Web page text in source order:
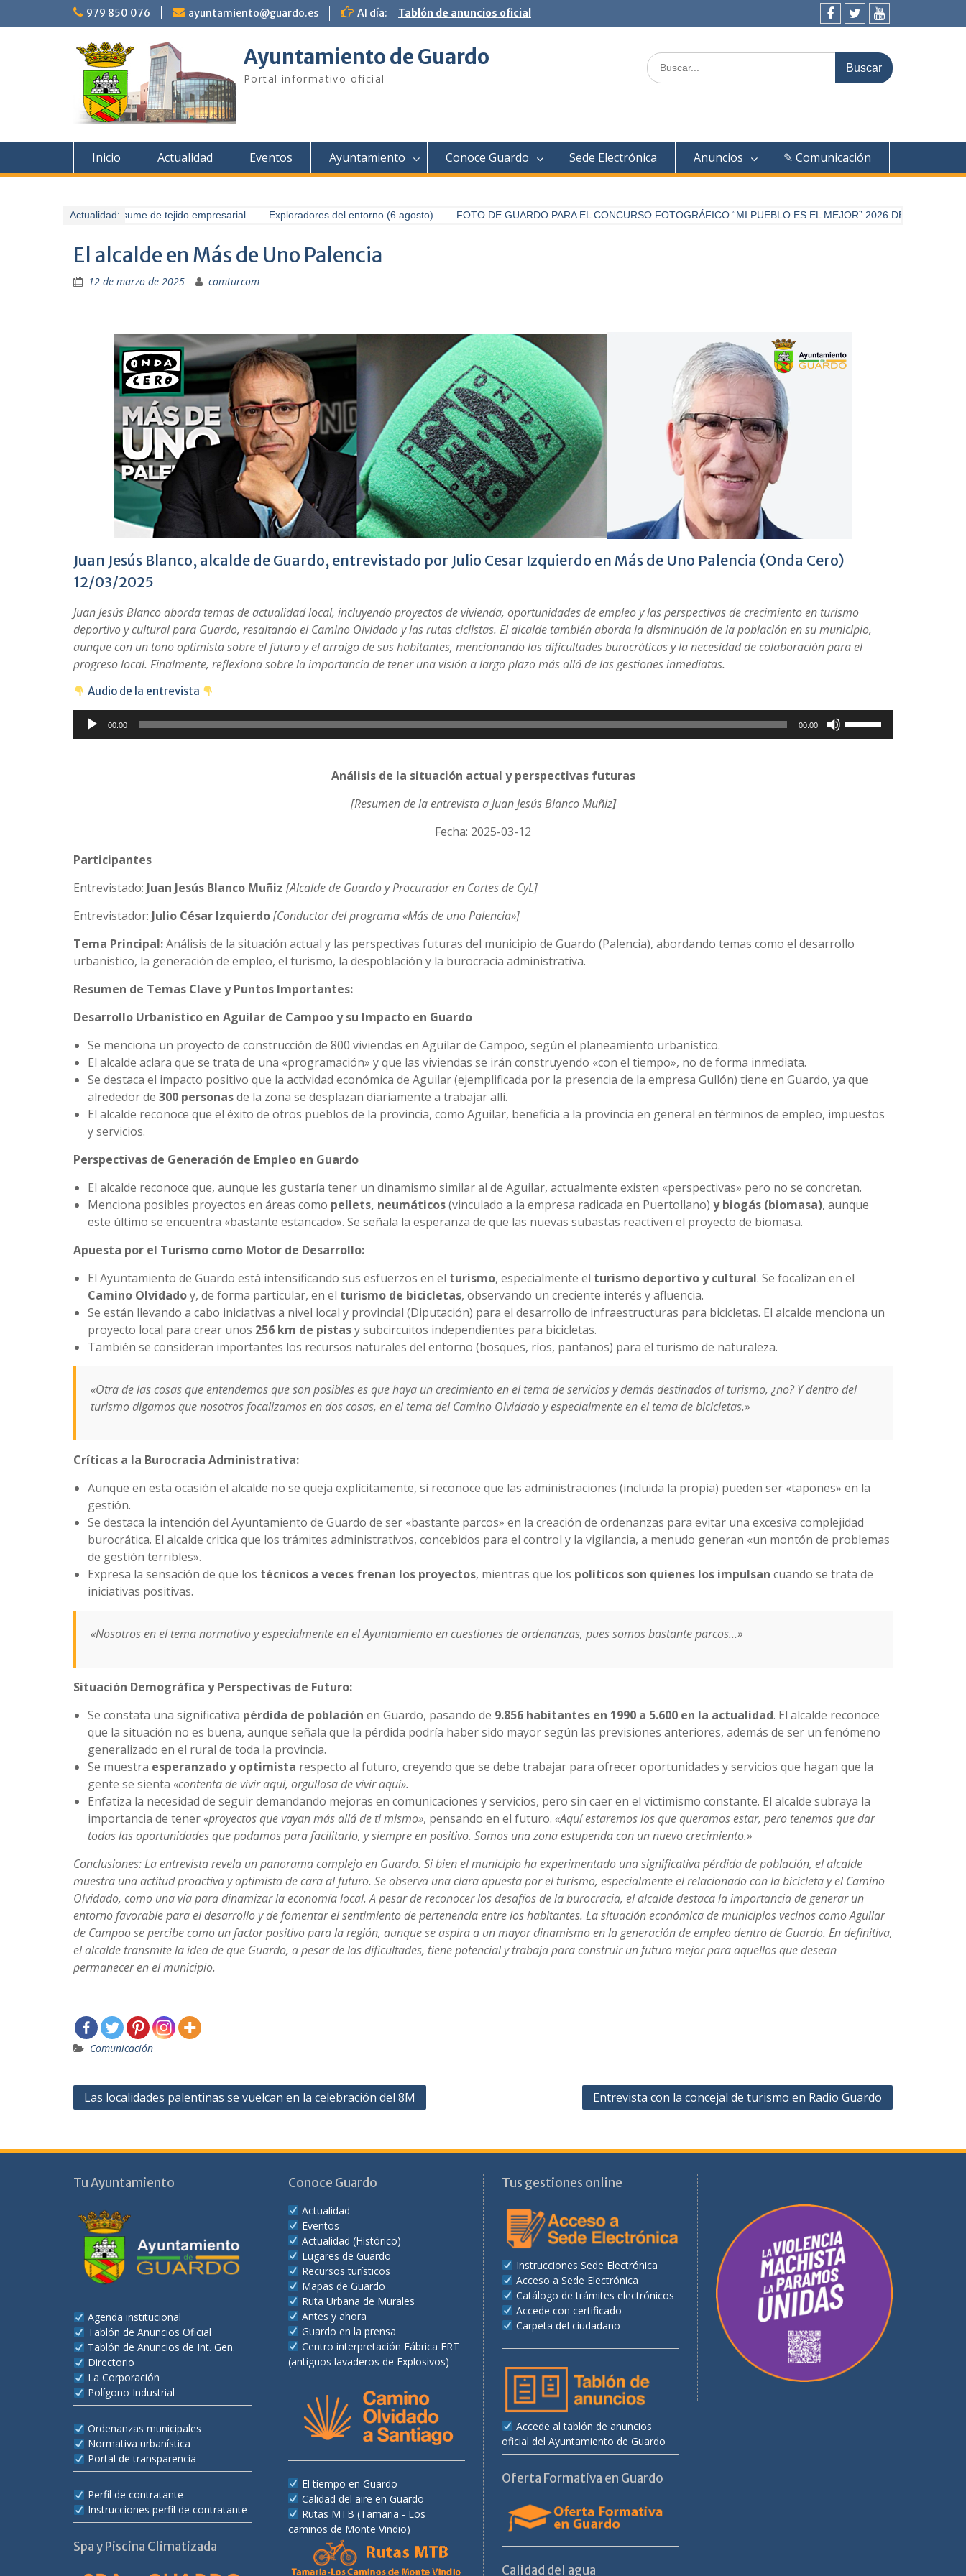
979 850 076 ayuntamiento@guardo.es Al día:
Tablón de anuncios oficial
Facebook
TwitterYoutube
Ayuntamiento de Guardo
Portal informativo oficial
Buscar:
Inicio Actualidad Eventos Ayuntamiento Conoce Guardo Sede Electrónica Anuncios ✎ Comunicación
Actualidad:
Guardo presume de tejido empresarial Exploradores del entorno (6 agosto) FOTO DE GUARDO PARA EL CONCURSO FOTOGRÁFICO “MI PUEBLO ES EL MEJOR” 2026 DE DIARIO
El alcalde en Más de Uno Palencia
12 de marzo de 2025 comturcom
Juan Jesús Blanco, alcalde de Guardo, entrevistado por Julio Cesar Izquierdo en Más de Uno Palencia (Onda Cero)
12/03/2025
Juan Jesús Blanco aborda temas de actualidad local, incluyendo proyectos de vivienda, oportunidades de empleo y las perspectivas de crecimiento en turismo
deportivo y cultural para Guardo, resaltando el Camino Olvidado y las rutas ciclistas. El alcalde también aborda la disminución de la población en su municipio,
aunque con un tono optimista sobre el futuro y el arraigo de sus habitantes, mencionando las dificultades burocráticas y la necesidad de colaboración para el
progreso local. Finalmente, reflexiona sobre la importancia de tener una visión a largo plazo más allá de las gestiones inmediatas.
​ Audio de la entrevista
Reproductor
00:00 00:00
Análisis de la situación actual y perspectivas futuras
[Resumende la entrevista a Juan Jesús Blanco Muñiz]
Fecha: 2025-03-12
Participantes
Entrevistado: Juan Jesús Blanco Muñiz [Alcalde de Guardo y Procurador en Cortes de CyL]
Entrevistador: Julio César Izquierdo[Conductor del programa «Más de uno Palencia»]
Tema Principal:Análisis de la situación actual y las perspectivas futuras del municipio de Guardo (Palencia), abordando temas como el desarrollo
urbanístico, la generación de empleo, el turismo, la despoblación y la burocracia administrativa.
Resumen de Temas Clave y Puntos Importantes:
Desarrollo Urbanístico en Aguilar de Campoo y su Impacto en Guardo
Se menciona un proyecto de construcción de 800 viviendas en Aguilar de Campoo, según el planeamiento urbanístico.
El alcalde aclara que se trata de una «programación» y que las viviendas se irán construyendo «con el tiempo», no de forma inmediata.
Se destaca el impacto positivo que la actividad económica de Aguilar (ejemplificada por la presencia de la empresa Gullón) tiene en Guardo, ya que
alrededor de 300 personasde la zona se desplazan diariamente a trabajar allí.
El alcalde reconoce que el éxito de otros pueblos de la provincia, como Aguilar, beneficia a la provincia en general en términos de empleo, impuestos
y servicios.
Perspectivas de Generación de Empleo en Guardo
El alcalde reconoce que, aunque les gustaría tener un dinamismo similar al de Aguilar, actualmente existen «perspectivas» pero no se concretan.
Menciona posibles proyectos en áreas como pellets, neumáticos(vinculado a la empresa radicada en Puertollano) y biogás (biomasa), aunque
este último se encuentra «bastante estancado». Se señala la esperanza de que las nuevas subastas reactiven el proyecto de biomasa.
Apuesta por el Turismo como Motor de Desarrollo:
El Ayuntamiento de Guardo está intensificando sus esfuerzos en el turismo, especialmente el turismo deportivo y cultural. Se focalizan en el
Camino Olvidadoy, de forma particular, en el turismo de bicicletas, observando un creciente interés y afluencia.
Se están llevando a cabo iniciativas a nivel local y provincial (Diputación) para el desarrollo de infraestructuras para bicicletas. El alcalde menciona un
proyecto local para crear unos 256 km de pistasy subcircuitos independientes para bicicletas.
También se consideran importantes los recursos naturales del entorno (bosques, ríos, pantanos) para el turismo de naturaleza.
«Otra de las cosas que entendemos que son posibles es que haya un crecimiento en el tema de servicios y demás destinados al turismo, ¿no? Y dentro del
turismo digamos que nosotros focalizamos en dos cosas, en el tema del Camino Olvidado y especialmente en el tema de bicicletas.»
Críticas a la Burocracia Administrativa:
Aunque en esta ocasión el alcalde no se queja explícitamente, sí reconoce que las administraciones (incluida la propia) pueden ser «tapones» en la
gestión.
Se destaca la intención del Ayuntamiento de Guardo de ser «bastante parcos» en la creación de ordenanzas para evitar una excesiva complejidad
burocrática. El alcalde critica que los trámites administrativos, concebidos para el control y la vigilancia, a menudo generan «un montón de problemas
de gestión terribles».
Expresa la sensación de que los técnicos a veces frenan los proyectos, mientras que los políticos son quienes los impulsan cuando se trata de
iniciativas positivas.
«Nosotros en el tema normativo y especialmente en el Ayuntamiento en cuestiones de ordenanzas, pues somos bastante parcos…»
Situación Demográfica y Perspectivas de Futuro:
Se constata una significativa pérdida de población en Guardo, pasando de 9.856 habitantes en 1990 a 5.600 en la actualidad. El alcalde reconoce
que la situación no es buena, aunque señala que la pérdida podría haber sido mayor según las previsiones anteriores, además de ser un fenómeno
generalizado en el rural de toda la provincia.
Se muestra esperanzado y optimista respecto al futuro, creyendo que se debe trabajar para ofrecer oportunidades y servicios que hagan que la
gente se sienta «contenta de vivir aquí, orgullosa de vivir aquí».
Enfatiza la necesidad de seguir demandando mejoras en comunicaciones y servicios, pero sin caer en el victimismo constante. El alcalde subraya la
importancia de tener«proyectos que vayan más allá de ti mismo», pensando en el futuro. «Aquí estaremos los que queramos estar, pero tenemos que dar
todas las oportunidades que podamos para facilitarlo, ysiempre en positivo. Somos una zona estupenda con un nuevo crecimiento.»
Conclusiones: La entrevista revela un panorama complejo en Guardo. Si bien el municipio ha experimentado una significativa pérdida de población, el alcalde
muestra una actitud proactiva y optimista de cara al futuro. Se observa una clara apuesta por el turismo, especialmente el relacionado con la bicicleta y el Camino
Olvidado, como una vía para dinamizar la economía local. A pesar de reconocer los desafíos de la burocracia, el alcalde destaca la importancia de generar un
entorno favorable para el desarrollo y de fomentar el sentimiento de pertenencia entre los habitantes. La situación económica de municipios vecinos como Aguilar
de Campoo se percibe como un factor positivo para la región, aunque se aspira a un mayor dinamismo en la generación de empleo dentro de Guardo. En definitiva,
el alcalde transmite la idea de que Guardo, a pesar de las dificultades, tiene potencial y trabaja para construir un futuro mejor para aquellos que desean
permanecer en el municipio.
Comunicación
Navegación
Las localidades palentinas se vuelcan en la celebración del 8M Entrevista con la concejal de turismo en Radio Guardo
Tu Ayuntamiento
Agenda institucional
Tablón de Anuncios Oficial
Tablón de Anuncios de Int. Gen.
Directorio
La Corporación
Polígono Industrial
Ordenanzas municipales
Normativa urbanística
Portal de transparencia
Perfil de contratante
Instrucciones perfil de contratante
Spa y Piscina Climatizada
Conoce Guardo
Actualidad
Eventos
Actualidad (Histórico)
Lugares de Guardo
Recursos turísticos
Mapas de Guardo
Ruta Urbana de Murales
Antes y ahora
Guardo en la prensa
Centro interpretación Fábrica ERT
(antiguos lavaderos de Explosivos)
El tiempo en Guardo
Calidad del aire en Guardo
Rutas MTB (Tamaria - Los
caminos de Monte Vindio)
Tus gestiones online
Instrucciones Sede Electrónica
Acceso a Sede Electrónica
Catálogo de trámites electrónicos
Accede con certificado
Carpeta del ciudadano
Accede al tablón de anuncios
oficial del Ayuntamiento de Guardo
Oferta Formativa en Guardo
Calidad del agua